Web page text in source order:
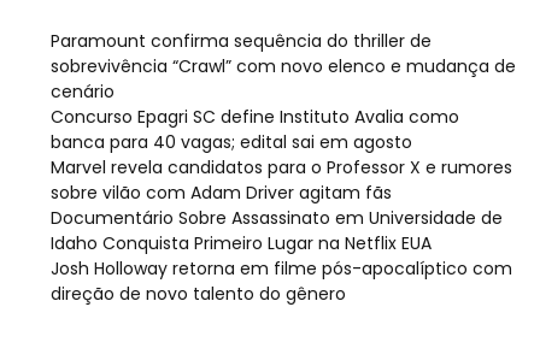
Paramount confirma sequência do thriller de
sobrevivência “Crawl” com novo elenco e mudança de
cenário
Concurso Epagri SC define Instituto Avalia como
banca para 40 vagas; edital sai em agosto
Marvel revela candidatos para o Professor X e rumores
sobre vilão com Adam Driver agitam fãs
Documentário Sobre Assassinato em Universidade de
Idaho Conquista Primeiro Lugar na Netflix EUA
Josh Holloway retorna em filme pós-apocalíptico com
direção de novo talento do gênero